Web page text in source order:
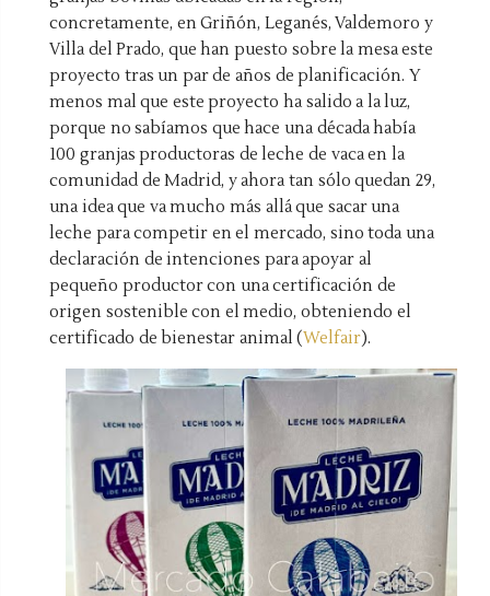
concretamente, en Griñón, Leganés, Valdemoro y
Villa del Prado, que han puesto sobre la mesa este
proyecto tras un par de años de planificación. Y
menos mal que este proyecto ha salido a la luz,
porque no sabíamos que hace una década había
100 granjas productoras de leche de vaca en la
comunidad de Madrid, y ahora tan sólo quedan 29,
una idea que va mucho más allá que sacar una
leche para competir en el mercado, sino toda una
declaración de intenciones para apoyar al
pequeño productor con una certificación de
origen sostenible con el medio, obteniendo el
certificado de bienestar animal (Welfair).